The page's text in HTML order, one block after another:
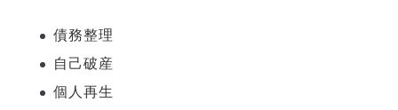
債務整理
自己破産
個人再生